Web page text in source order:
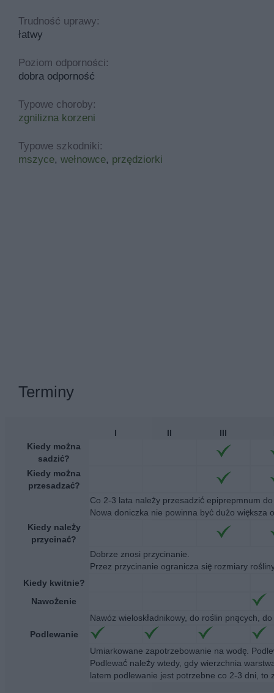
Trudność uprawy:
łatwy
Poziom odporności:
dobra odporność
Typowe choroby:
zgnilizna korzeni
Typowe szkodniki:
mszyce, wełnowce, przędziorki
Terminy
I II III
Kiedy można
sadzić?
Kiedy można
przesadzać?
Co 2-3 lata należy przesadzić epiprepmnum
Nowa doniczka nie powinna być dużo większa
Kiedy należy
przycinać?
Dobrze znosi przycinanie.
Przez przycinanie ogranicza się rozmiary
Kiedy kwitnie?
Nawożenie
Nawóz wieloskładnikowy, do roślin pnących,
Podlewanie
Umiarkowane zapotrzebowanie na wodę.
Podlewać należy wtedy, gdy wierzchnia
latem podlewanie jest potrzebne co 2-3 dni, to